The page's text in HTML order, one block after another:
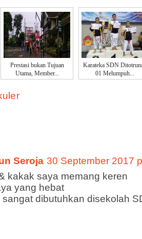
Prestasi bukan Tujuan
Utama, Member...
Karateka SDN
01 Melumpuh...
Seroja 30 September 2017
kakak saya memang keren
yang hebat
sangat dibutuhkan disekolah